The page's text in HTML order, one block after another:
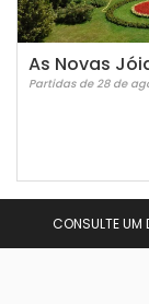
As Novas
Partidas de 28 de
CONSULTE UM